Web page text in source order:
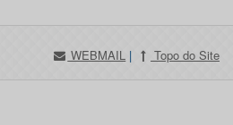
WEBMAIL | Topo do Site